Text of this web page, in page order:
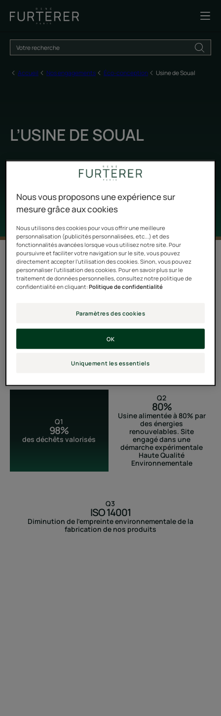
Accueil Nos engagements Éco-conception Usine de Soual
L’USINE DE SOUAL
Mise à jour le9/06/26, validé parnotre équipe d'experts René Furterer.
Depuis 40 ans, le site de Soual dans le Tarn assure la
fabrication et le conditionnement de nos produits
dermo-cosmétiques.
CHIFFRES CLÉS
Q1
98%
des déchêts valorisés
Q2
80%
Usine alimentée à 80% par
des énergies
renouvelables. Site
engagé dans une
démarche expérimentale
Haute Qualité
Environnementale
Q3
ISO 14001
Diminution de l’empreinte environnementale de la
fabrication de nos produits
Nous vous proposons une expérience sur
mesure grâce aux cookies
Nous utilisons des cookies pour vous offrir une meilleure
personnalisation (publicités personnalisées, etc...) et des
fonctionnalités avancées lorsque vous utilisez notre site. Pour
poursuivre et faciliter votre navigation sur le site, vous pouvez
directement accepter l'utilisation des cookies. Sinon, vous pouvez
personnaliser l'utilisation des cookies. Pour en savoir plus sur le
traitement de données personnelles, consultez notre politique de
confidentialité en cliquant:Politique de confidentialité
Paramètres des cookies
Uniquement les essentiels
OK